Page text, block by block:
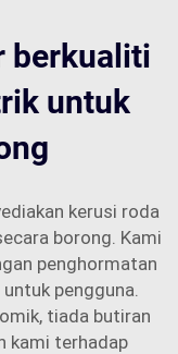
berkualiti
untuk
kerusi roda
borong. Kami
penghormatan
pengguna.
tiada butiran
kami terhadap